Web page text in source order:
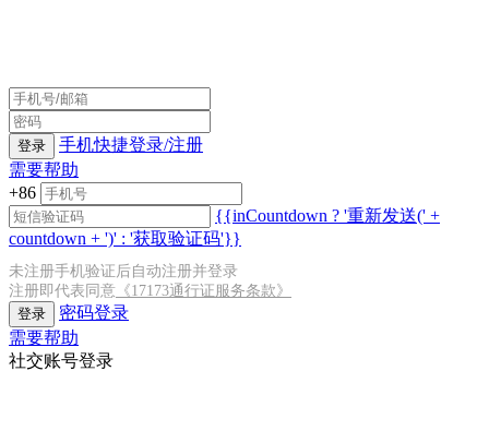
登录
手机快捷登录/注册
需要帮助
+86
{{inCountdown ? '重新发送(' +
countdown + ')' : '获取验证码'}}
未注册手机验证后自动注册并登录
注册即代表同意 《17173通行证服务条款》
登录
密码登录
需要帮助
社交账号登录